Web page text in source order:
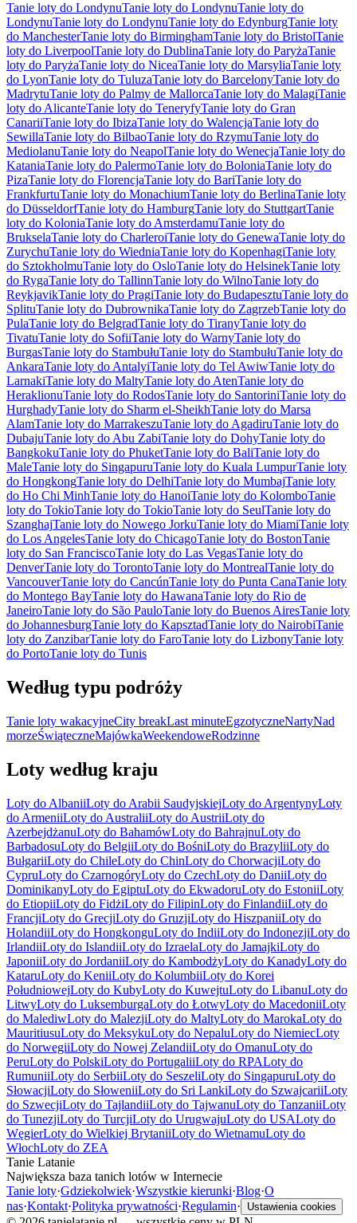
Tanie loty do LondynuTanie loty do LondynuTanie loty do
LondynuTanie loty do LondynuTanie loty do EdynburgTanie loty
do ManchesterTanie loty do BirminghamTanie loty do BristolTanie
loty do LiverpoolTanie loty do DublinaTanie loty do ParyżaTanie
loty do ParyżaTanie loty do NiceaTanie loty do MarsyliaTanie loty
do LyonTanie loty do TuluzaTanie loty do BarcelonyTanie loty do
MadrytuTanie loty do Palmy de MallorcaTanie loty do MalagiTanie
loty do AlicanteTanie loty do TeneryfyTanie loty do Gran
CanariiTanie loty do IbizaTanie loty do WalencjaTanie loty do
SewillaTanie loty do BilbaoTanie loty do RzymuTanie loty do
MediolanuTanie loty do NeapolTanie loty do WenecjaTanie loty do
KataniaTanie loty do PalermoTanie loty do BoloniaTanie loty do
PizaTanie loty do FlorencjaTanie loty do BariTanie loty do
FrankfurtuTanie loty do MonachiumTanie loty do BerlinaTanie loty
do DüsseldorfTanie loty do HamburgTanie loty do StuttgartTanie
loty do KoloniaTanie loty do AmsterdamuTanie loty do
BrukselaTanie loty do CharleroiTanie loty do GenewaTanie loty do
ZurychuTanie loty do WiedniaTanie loty do KopenhagiTanie loty
do SztokholmuTanie loty do OsloTanie loty do HelsinekTanie loty
do RygaTanie loty do TallinnTanie loty do WilnoTanie loty do
ReykjavikTanie loty do PragiTanie loty do BudapesztuTanie loty do
SplituTanie loty do DubrownikaTanie loty do ZagrzebTanie loty do
PulaTanie loty do BelgradTanie loty do TiranyTanie loty do
TivatuTanie loty do SofiiTanie loty do WarnyTanie loty do
BurgasTanie loty do StambułuTanie loty do StambułuTanie loty do
AnkaraTanie loty do AntalyiTanie loty do Tel AwiwTanie loty do
LarnakiTanie loty do MaltyTanie loty do AtenTanie loty do
HeraklionuTanie loty do RodosTanie loty do SantoriniTanie loty do
HurghadyTanie loty do Sharm el-SheikhTanie loty do Marsa
AlamTanie loty do MarrakeszuTanie loty do AgadiruTanie loty do
DubajuTanie loty do Abu ZabiTanie loty do DohyTanie loty do
BangkokuTanie loty do PhuketTanie loty do BaliTanie loty do
MaleTanie loty do SingapuruTanie loty do Kuala LumpurTanie loty
do HongkongTanie loty do DelhiTanie loty do MumbajTanie loty
do Ho Chi MinhTanie loty do HanoiTanie loty do KolomboTanie
loty do TokioTanie loty do TokioTanie loty do SeulTanie loty do
SzanghajTanie loty do Nowego JorkuTanie loty do MiamiTanie loty
do Los AngelesTanie loty do ChicagoTanie loty do BostonTanie
loty do San FranciscoTanie loty do Las VegasTanie loty do
DenverTanie loty do TorontoTanie loty do MontrealTanie loty do
VancouverTanie loty do CancúnTanie loty do Punta CanaTanie loty
do Montego BayTanie loty do HawanaTanie loty do Rio de
JaneiroTanie loty do São PauloTanie loty do Buenos AiresTanie loty
do JohannesburgTanie loty do KapsztadTanie loty do NairobiTanie
loty do ZanzibarTanie loty do FaroTanie loty do LizbonyTanie loty
do PortoTanie loty do Tunis
Według typu podróży
Tanie loty wakacyjneCity breakLast minuteEgzotyczneNartyNad
morzeŚwiąteczneMajówkaWeekendoweRodzinne
Loty według kraju
Loty do AlbaniiLoty do Arabii SaudyjskiejLoty do ArgentynyLoty
do ArmeniiLoty do AustraliiLoty do AustriiLoty do
AzerbejdżanuLoty do BahamówLoty do BahrajnuLoty do
BarbadosuLoty do BelgiiLoty do BośniLoty do BrazyliiLoty do
BułgariiLoty do ChileLoty do ChinLoty do ChorwacjiLoty do
CypruLoty do CzarnogóryLoty do CzechLoty do DaniiLoty do
DominikanyLoty do EgiptuLoty do EkwadoruLoty do EstoniiLoty
do EtiopiiLoty do FidżiLoty do FilipinLoty do FinlandiiLoty do
FrancjiLoty do GrecjiLoty do GruzjiLoty do HiszpaniiLoty do
HolandiiLoty do HongkonguLoty do IndiiLoty do IndonezjiLoty do
IrlandiiLoty do IslandiiLoty do IzraelaLoty do JamajkiLoty do
JaponiiLoty do JordaniiLoty do KambodżyLoty do KanadyLoty do
KataruLoty do KeniiLoty do KolumbiiLoty do Korei
PołudniowejLoty do KubyLoty do KuwejtuLoty do LibanuLoty do
LitwyLoty do LuksemburgaLoty do ŁotwyLoty do MacedoniiLoty
do MalediwLoty do MalezjiLoty do MaltyLoty do MarokaLoty do
MauritiusuLoty do MeksykuLoty do NepaluLoty do NiemiecLoty
do NorwegiiLoty do Nowej ZelandiiLoty do OmanuLoty do
PeruLoty do PolskiLoty do PortugaliiLoty do RPALoty do
RumuniiLoty do SerbiiLoty do SeszeliLoty do SingapuruLoty do
SłowacjiLoty do SłoweniiLoty do Sri LankiLoty do SzwajcariiLoty
do SzwecjiLoty do TajlandiiLoty do TajwanuLoty do TanzaniiLoty
do TunezjiLoty do TurcjiLoty do UrugwajuLoty do USALoty do
WęgierLoty do Wielkiej BrytaniiLoty do WietnamuLoty do
WłochLoty do ZEA
Tanie Latanie
Największa baza tanich lotów w Internecie
Tanie loty·Gdziekolwiek·Wszystkie kierunki·Blog·O
nas·Kontakt·Polityka prywatności·Regulamin· Ustawienia cookies